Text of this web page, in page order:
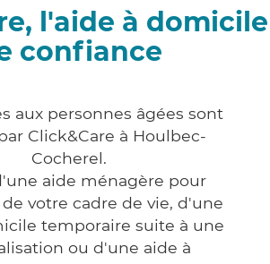
l'aide à domicile
confiance
aux personnes âgées sont
Click&Care à Houlbec-
Cocherel.
aide ménagère pour
votre cadre de vie, d'une
temporaire suite à une
ou d'une aide à